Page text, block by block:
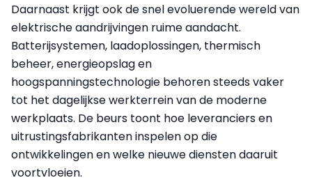
Daarnaast krijgt ook de snel evoluerende wereld van
elektrische aandrijvingen ruime aandacht.
Batterijsystemen, laadoplossingen, thermisch
beheer, energieopslag en
hoogspanningstechnologie behoren steeds vaker
tot het dagelijkse werkterrein van de moderne
werkplaats. De beurs toont hoe leveranciers en
uitrustingsfabrikanten inspelen op die
ontwikkelingen en welke nieuwe diensten daaruit
voortvloeien.